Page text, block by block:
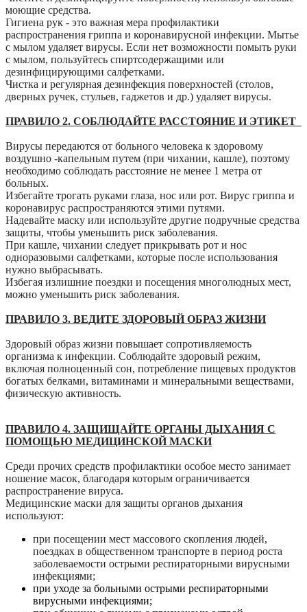
моющие средства.
Гигиена рук - это важная мера профилактики
распространения гриппа и коронавирусной инфекции. Мытье
с мылом удаляет вирусы. Если нет возможности помыть руки
с мылом, пользуйтесь спиртсодержащими или
дезинфицирующими салфетками.
Чистка и регулярная дезинфекция поверхностей (столов,
дверных ручек, стульев, гаджетов и др.) удаляет вирусы.
ПРАВИЛО 2. СОБЛЮДАЙТЕ РАССТОЯНИЕ И ЭТИКЕТ
Вирусы передаются от больного человека к здоровому
воздушно -капельным путем (при чихании, кашле), поэтому
необходимо соблюдать расстояние не менее 1 метра от
больных.
Избегайте трогать руками глаза, нос или рот. Вирус гриппа и
коронавирус распространяются этими путями.
Надевайте маску или используйте другие подручные средства
защиты, чтобы уменьшить риск заболевания.
При кашле, чихании следует прикрывать рот и нос
одноразовыми салфетками, которые после использования
нужно выбрасывать.
Избегая излишние поездки и посещения многолюдных мест,
можно уменьшить риск заболевания.
ПРАВИЛО 3. ВЕДИТЕ ЗДОРОВЫЙ ОБРАЗ ЖИЗНИ
Здоровый образ жизни повышает сопротивляемость
организма к инфекции. Соблюдайте здоровый режим,
включая полноценный сон, потребление пищевых продуктов
богатых белками, витаминами и минеральными веществами,
физическую активность.
ПРАВИЛО 4. ЗАЩИЩАЙТЕ ОРГАНЫ ДЫХАНИЯ С
ПОМОЩЬЮ МЕДИЦИНСКОЙ МАСКИ
Среди прочих средств профилактики особое место занимает
ношение масок, благодаря которым ограничивается
распространение вируса.
Медицинские маски для защиты органов дыхания
используют:
при посещении мест массового скопления людей,
поездках в общественном транспорте в период роста
заболеваемости острыми респираторными вирусными
инфекциями;
при уходе за больными острыми респираторными
вирусными инфекциями;